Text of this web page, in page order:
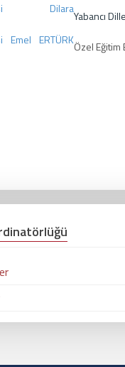
Dilara
Yabancı
Emel ERTÜRKÖzel Eğitim